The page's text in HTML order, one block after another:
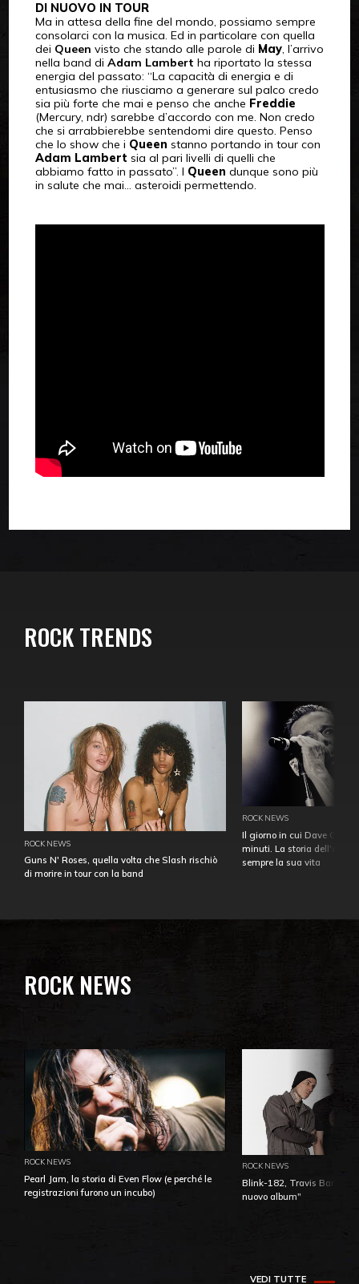
DI NUOVO IN TOUR
Ma in attesa della fine del mondo, possiamo sempre
consolarci con la musica. Ed in particolare con quella
dei Queen visto che stando alle parole di May, l’arrivo
nella band di Adam Lambert ha riportato la stessa
energia del passato: “La capacità di energia e di
entusiasmo che riusciamo a generare sul palco credo
sia più forte che mai e penso che anche Freddie
(Mercury, ndr) sarebbe d’accordo con me. Non credo
che si arrabbierebbe sentendomi dire questo. Penso
che lo show che i Queen stanno portando in tour con
Adam Lambert sia al pari livelli di quelli che
abbiamo fatto in passato”. I Queen dunque sono più
in salute che mai… asteroidi permettendo.
ROCK TRENDS
ROCK NEWS
Guns N' Roses, quella volta che Slash rischiò
di morire in tour con la band
ROCK NEWS
Il giorno in cui Dave
minuti. La storia
sempre la sua vita
ROCK NEWS
ROCK NEWS
Pearl Jam, la storia di Even Flow (e perché le
registrazioni furono un incubo)
ROCK NEWS
Blink-182, Travis Barker:
nuovo album"
VEDI TUTTE